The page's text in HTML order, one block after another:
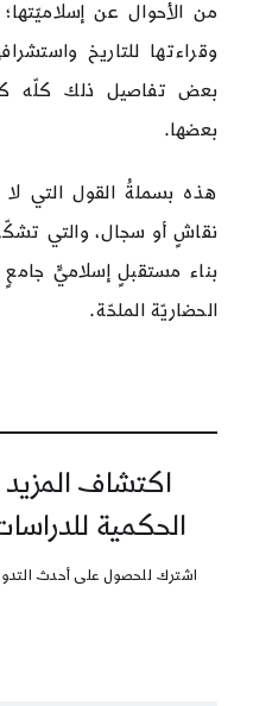
من الأحوال عن
وقراءتها للتاريخ
بعض تفاصيل ذلك كلّه
بعضها.
هذه بسملةُ القول التي
نقاشٍ أو سجال، والتي
بناء مستقبلٍ إسلاميٍّ جامعٍ
الحضاريّة الملحّة.
اكتشاف
الحكمية
اشترك للحصول على أحدث